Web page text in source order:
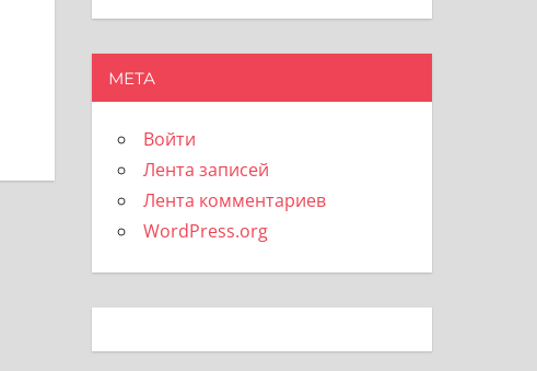
МЕТА
Войти
Лента записей
Лента комментариев
WordPress.org